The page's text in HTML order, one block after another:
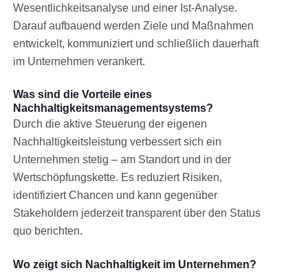
Wesentlichkeitsanalyse und einer Ist-Analyse.
Darauf aufbauend werden Ziele und Maßnahmen
entwickelt, kommuniziert und schließlich dauerhaft
im Unternehmen verankert.
Was sind die Vorteile eines
Nachhaltigkeitsmanagementsystems?
Durch die aktive Steuerung der eigenen
Nachhaltigkeitsleistung verbessert sich ein
Unternehmen stetig – am Standort und in der
Wertschöpfungskette. Es reduziert Risiken,
identifiziert Chancen und kann gegenüber
Stakeholdern jederzeit transparent über den Status
quo berichten.
Wo zeigt sich Nachhaltigkeit im Unternehmen?